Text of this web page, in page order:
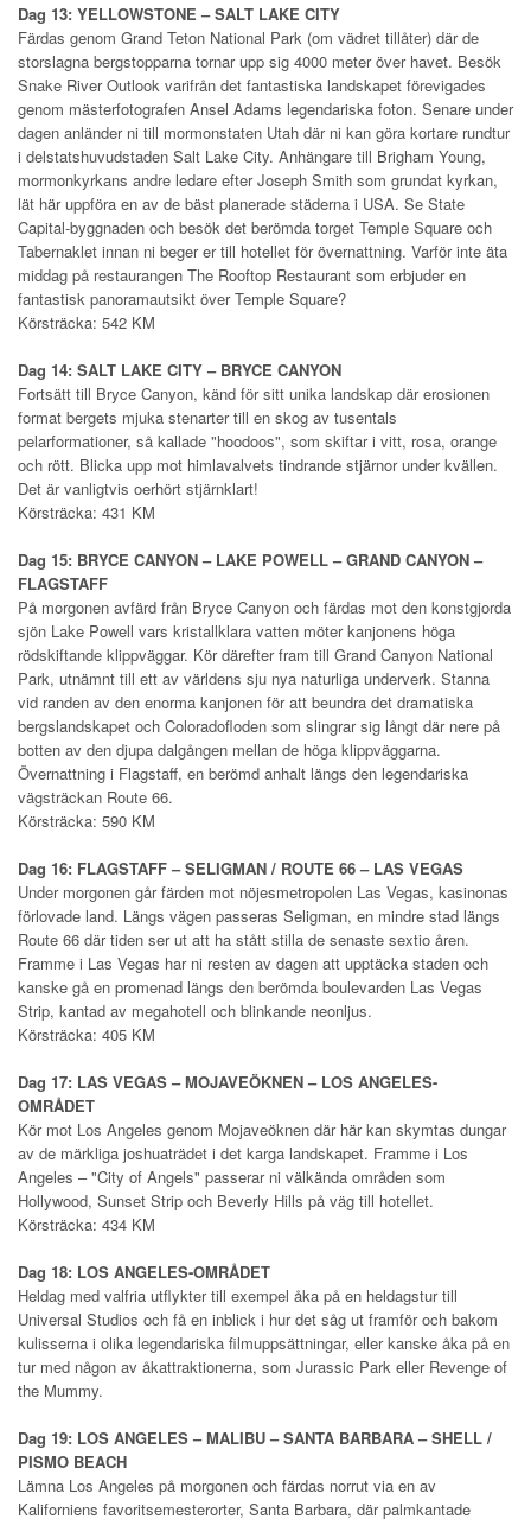
Dag 13: YELLOWSTONE – SALT LAKE CITY
Färdas genom Grand Teton National Park (om vädret tillåter) där de
storslagna bergstopparna tornar upp sig 4000 meter över havet. Besök
Snake River Outlook varifrån det fantastiska landskapet förevigades
genom mästerfotografen Ansel Adams legendariska foton. Senare under
dagen anländer ni till mormonstaten Utah där ni kan göra kortare rundtur
i delstatshuvudstaden Salt Lake City. Anhängare till Brigham Young,
mormonkyrkans andre ledare efter Joseph Smith som grundat kyrkan,
lät här uppföra en av de bäst planerade städerna i USA. Se State
Capital-byggnaden och besök det berömda torget Temple Square och
Tabernaklet innan ni beger er till hotellet för övernattning. Varför inte äta
middag på restaurangen The Rooftop Restaurant som erbjuder en
fantastisk panoramautsikt över Temple Square?
Körsträcka: 542 KM
Dag 14: SALT LAKE CITY – BRYCE CANYON
Fortsätt till Bryce Canyon, känd för sitt unika landskap där erosionen
format bergets mjuka stenarter till en skog av tusentals
pelarformationer, så kallade "hoodoos", som skiftar i vitt, rosa, orange
och rött. Blicka upp mot himlavalvets tindrande stjärnor under kvällen.
Det är vanligtvis oerhört stjärnklart!
Körsträcka: 431 KM
Dag 15: BRYCE CANYON – LAKE POWELL – GRAND CANYON –
FLAGSTAFF
På morgonen avfärd från Bryce Canyon och färdas mot den konstgjorda
sjön Lake Powell vars kristallklara vatten möter kanjonens höga
rödskiftande klippväggar. Kör därefter fram till Grand Canyon National
Park, utnämnt till ett av världens sju nya naturliga underverk. Stanna
vid randen av den enorma kanjonen för att beundra det dramatiska
bergslandskapet och Coloradofloden som slingrar sig långt där nere på
botten av den djupa dalgången mellan de höga klippväggarna.
Övernattning i Flagstaff, en berömd anhalt längs den legendariska
vägsträckan Route 66.
Körsträcka: 590 KM
Dag 16: FLAGSTAFF – SELIGMAN / ROUTE 66 – LAS VEGAS
Under morgonen går färden mot nöjesmetropolen Las Vegas, kasinonas
förlovade land. Längs vägen passeras Seligman, en mindre stad längs
Route 66 där tiden ser ut att ha stått stilla de senaste sextio åren.
Framme i Las Vegas har ni resten av dagen att upptäcka staden och
kanske gå en promenad längs den berömda boulevarden Las Vegas
Strip, kantad av megahotell och blinkande neonljus.
Körsträcka: 405 KM
Dag 17: LAS VEGAS – MOJAVEÖKNEN – LOS ANGELES-
OMRÅDET
Kör mot Los Angeles genom Mojaveöknen där här kan skymtas dungar
av de märkliga joshuaträdet i det karga landskapet. Framme i Los
Angeles – "City of Angels" passerar ni välkända områden som
Hollywood, Sunset Strip och Beverly Hills på väg till hotellet.
Körsträcka: 434 KM
Dag 18: LOS ANGELES-OMRÅDET
Heldag med valfria utflykter till exempel åka på en heldagstur till
Universal Studios och få en inblick i hur det såg ut framför och bakom
kulisserna i olika legendariska filmuppsättningar, eller kanske åka på en
tur med någon av åkattraktionerna, som Jurassic Park eller Revenge of
the Mummy.
Dag 19: LOS ANGELES – MALIBU – SANTA BARBARA – SHELL /
PISMO BEACH
Lämna Los Angeles på morgonen och färdas norrut via en av
Kaliforniens favoritsemesterorter, Santa Barbara, där palmkantade